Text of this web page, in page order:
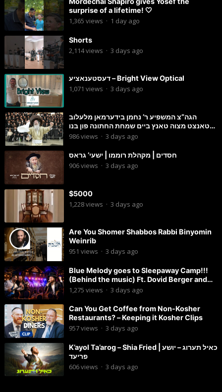
surprise of a lifetime! 🤍
1,365 views · 1 day ago
Shorts
2,114views · 3 days ago
דעסטענאציע – Bright View Optical
1,071 views · 3 days ago
הגה”צ המשפיע ר’ נחמן בידערמאן מלעלוב
טאנצט מצוה טאנץ ביים שמחת החתונה פון בנו
החתן
986views · 3 days ago
חסדים | מקהלת רוממו | ישעי’ גראס
906views · 3 days ago
$5000
1,228views · 3 days ago
Are You Shomer Shabbos Rabbi Binyomin
Weinrib
951 views · 3 days ago
Blue Melody goes to Sleepaway Camp!!!
(Behind the music) Ft. Dovid Berger and
Chaim Brown
1,275 views · 3 days ago
Can You Get Coffee from Non-Kosher
Restaurants? – Keeping it Kosher Clips
957views · 3 days ago
K’ayol Ta’arog – Shia Fried | כאיל תערוג – יושע
פריעד
606views · 3 days ago